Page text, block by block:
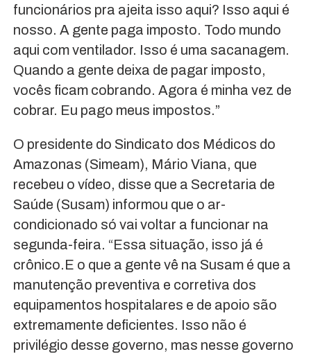
funcionários pra ajeita isso aqui? Isso aqui é
nosso. A gente paga imposto. Todo mundo
aqui com ventilador. Isso é uma sacanagem.
Quando a gente deixa de pagar imposto,
vocês ficam cobrando. Agora é minha vez de
cobrar. Eu pago meus impostos.”
O presidente do Sindicato dos Médicos do
Amazonas (Simeam), Mário Viana, que
recebeu o vídeo, disse que a Secretaria de
Saúde (Susam) informou que o ar-
condicionado só vai voltar a funcionar na
segunda-feira. “Essa situação, isso já é
crônico.E o que a gente vê na Susam é que a
manutenção preventiva e corretiva dos
equipamentos hospitalares e de apoio são
extremamente deficientes. Isso não é
privilégio desse governo, mas nesse governo